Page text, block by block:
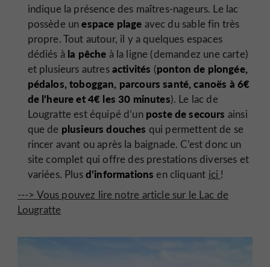
indique la présence des maîtres-nageurs. Le lac
possède unespace plage avec du sable fin très
propre. Tout autour, il y a quelques espaces
dédiés àla pêche à la ligne (demandez une carte)
et plusieurs autresactivités (ponton de plongée,
pédalos, toboggan, parcours santé, canoës à 6€
de l’heure et 4€ les 30 minutes). Le lac de
Lougratte est équipé d’un poste de secours ainsi
que de plusieurs douches qui permettent de se
rincer avant ou après la baignade. C’est donc un
site complet qui offre des prestations diverses et
variées. Plusd’informations en cliquant ici !
---> Vous pouvez lire notre article sur le Lac de
Lougratte